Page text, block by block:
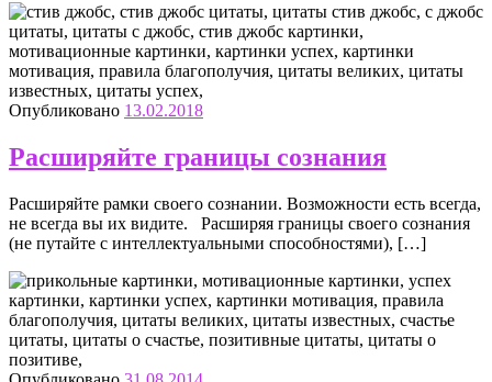
Опубликовано 13.02.2018
Расширяйте границы сознания
Расширяйте рамки своего сознании. Возможности есть всегда,
не всегда вы их видите. Расширяя границы своего сознания
(не путайте с интеллектуальными способностями), […]